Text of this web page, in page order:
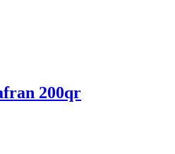
200qr